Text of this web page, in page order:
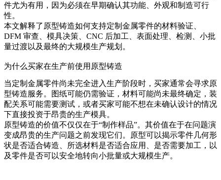
件尤为有用，因为必须在早期确认其功能、外观和制造可行
性。
本文解释了原型铸造如何支持定制金属零件的材料验证、
DFM 审查、模具决策、CNC 后加工、表面处理、检测、小批
量过渡以及最终的大规模生产规划。
为什么买家在生产前使用原型铸造
当定制金属零件尚未完全进入生产阶段时，买家通常会寻求原
型铸造服务。图纸可能仍需验证，材料可能尚未最终确定，装
配关系可能需要测试，或者买家可能不想在未确认设计的情况
下直接投资于昂贵的生产模具。
原型铸造的价值不仅仅在于“制作样品”。其价值在于在问题演
变成昂贵的生产问题之前发现它们。原型可以揭示零件几何形
状是否适合铸造、所选材料是否适合应用、是否需要加工，以
及零件是否可以安全地转向小批量或大规模生产。